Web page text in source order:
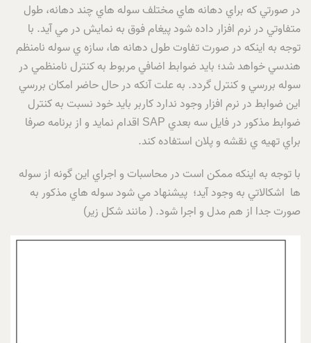
در صورتي که براي دهانه هاي مختلف سوله هاي چند دهانه، طول
متفاوتي در نرم افزار داده شود پيغام فوق به نمايش در مي آيد. با
توجه به اينکه در صورت تفاوت طول دهانه ها، سازه ي سوله نامنظم
هندسي خواهد شد؛ بايد ضوابط اضافي مربوط به کنترل نامنظمي در
سوله بررسي و کنترل گردد. به علت آنکه در حال حاضر امکان بررسي
اين ضوابط در نرم افزار وجود ندارد کاربر بايد خود نسبت به کنترل
ضوابط مذکور در فايل سه بعدي SAP اقدام نمايد و از برنامه صرفا
براي تهيه ي نقشه و پلان استفاده کند.
با توجه به اينکه ممکن است در محاسبات و اجراي اين گونه از سوله
ها اشکالاتي به وجود آيد؛ پيشنهاد مي شود سوله هاي مذکور به
صورت جدا از هم مدل و اجرا شود. ( مانند شکل زير)